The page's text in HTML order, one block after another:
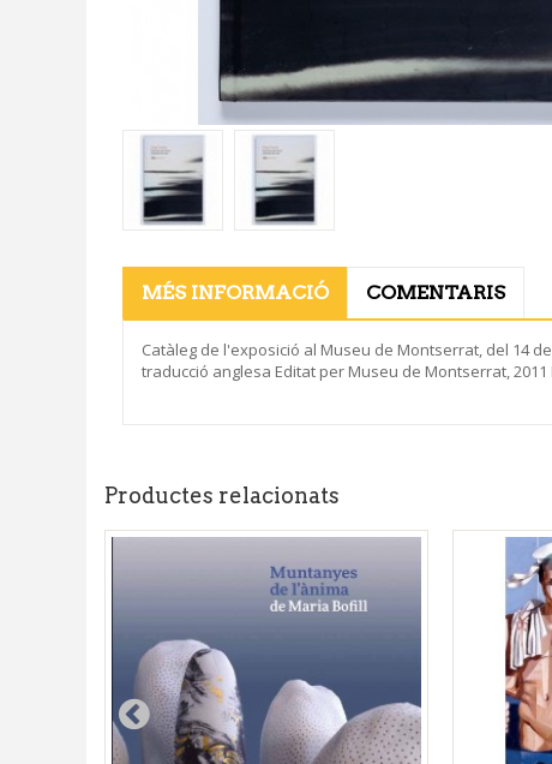
MÉS INFORMACIÓ COMENTARIS
Catàleg de l'exposició al Museu de Montserrat, del 14
traducció anglesa Editat per Museu de Montserrat, 2011
Productes relacionats